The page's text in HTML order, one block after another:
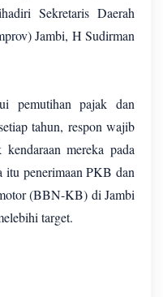
Sekretaris Daerah
Jambi, H Sudirman
pemutihan pajak dan
tahun, respon wajib
mereka pada
itu penerimaan PKB dan
(BBN-KB) di Jambi
target.